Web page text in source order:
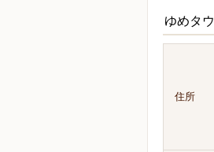
ゆめタ
住所